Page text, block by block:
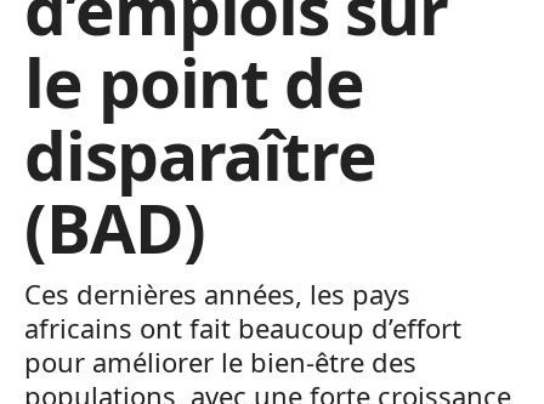
le point de
disparaître
(BAD)
Ces dernières années, les pays
africains ont fait beaucoup d’effort
pour améliorer le bien-être des
populations, avec une forte croissance